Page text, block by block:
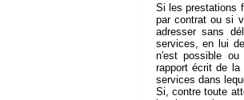
Si les prestations
par contrat ou si
adresser sans
services, en lui
n'est possible
rapport écrit de la
services dans
Si, contre toute